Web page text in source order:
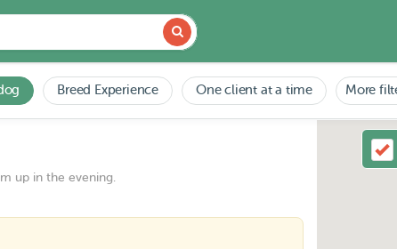
Breed Experience One client at a time More
up in the evening.